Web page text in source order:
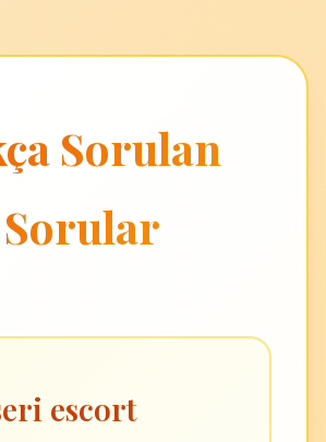
Sorulan
Sorular
escort